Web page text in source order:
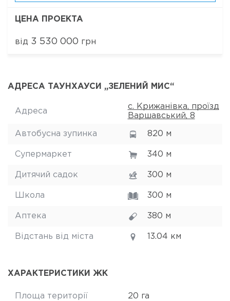
ЦЕНА ПРОЕКТА
від 3 530 000 грн
АДРЕСА ТАУНХАУСИ „ЗЕЛЕНИЙ МИС“
Адреса
с. Крижанівка, проїзд
Варшавський, 8
Автобусна зупинка 820 м
Супермаркет 340 м
Дитячий садок 300 м
Школа 300 м
Аптека 380 м
Відстань від міста 13.04 км
ХАРАКТЕРИСТИКИ ЖК
Площа території 20 га